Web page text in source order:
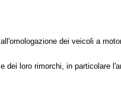
dei veicoli a
dei loro rimorchi, in particolare